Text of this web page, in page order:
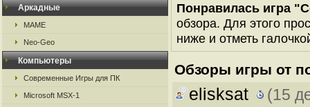
Аркадные
MAME
Neo-Geo
Компьютеры
Современные Игры для ПК
Microsoft MSX-1
Понравилась игра
обзора. Для этого
ниже и отметь
Обзоры игры от
elisksat
(15